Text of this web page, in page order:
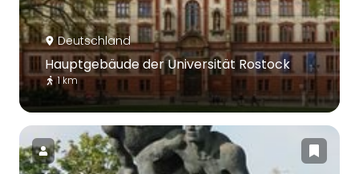
Deutschland
Hauptgebäude der Universität Rostock
1 km